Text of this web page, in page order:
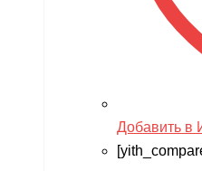
Добавить в